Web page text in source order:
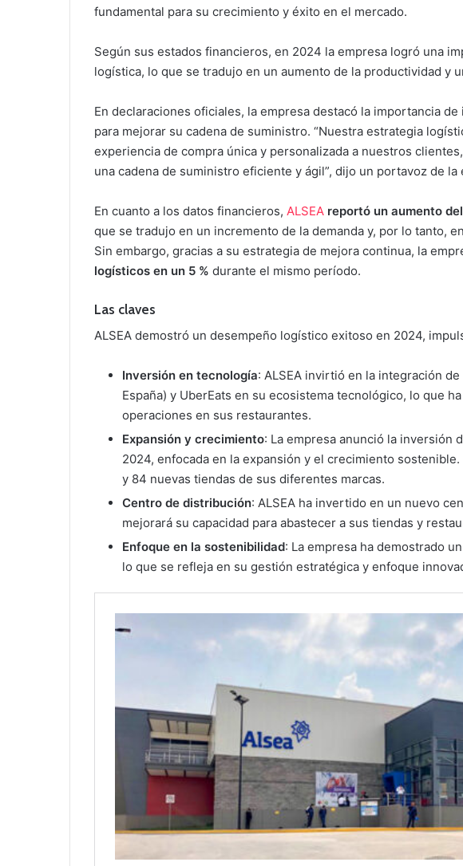
fundamental para su crecimiento y éxito en el mercado.
Según sus estados financieros, en 2024 la empresa logró una
logística, lo que se tradujo en un aumento de la productividad y
En declaraciones oficiales, la empresa destacó la importancia
para mejorar su cadena de suministro. “Nuestra estrategia
experiencia de compra única y personalizada a nuestros
una cadena de suministro eficiente y ágil”, dijo un portavoz de la
En cuanto a los datos financieros, ALSEA reportó un aumento
que se tradujo en un incremento de la demanda y, por lo tanto,
Sin embargo, gracias a su estrategia de mejora continua, la
logísticos en un 5 % durante el mismo período.
Las claves
ALSEA demostró un desempeño logístico exitoso en 2024,
Inversión en tecnología: ALSEA invirtió en la integración
España) y UberEats en su ecosistema tecnológico, lo que
operaciones en sus restaurantes.
Expansión y crecimiento: La empresa anunció la inversión
2024, enfocada en la expansión y el crecimiento
y 84 nuevas tiendas de sus diferentes marcas.
Centro de distribución: ALSEA ha invertido en un nuevo
mejorará su capacidad para abastecer a sus tiendas y
Enfoque en la sostenibilidad: La empresa ha demostrado
lo que se refleja en su gestión estratégica y enfoque